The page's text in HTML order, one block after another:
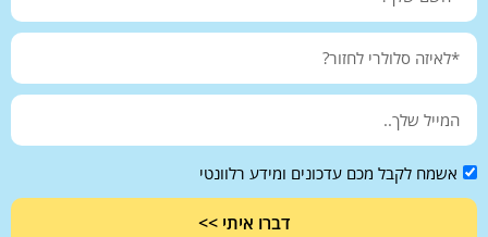
אשמח לקבל מכם עדכונים ומידע רלוונטי
דברו איתי >>